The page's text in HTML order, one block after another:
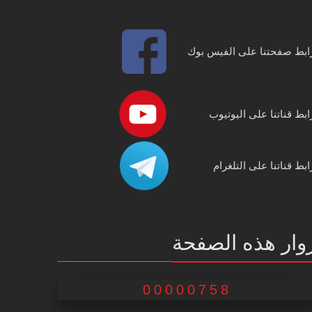
صفحتنا على الفيس بوك
قناتنا على اليوتيوب
قناتنا على التلغرام
هذه الصفحة
00000758